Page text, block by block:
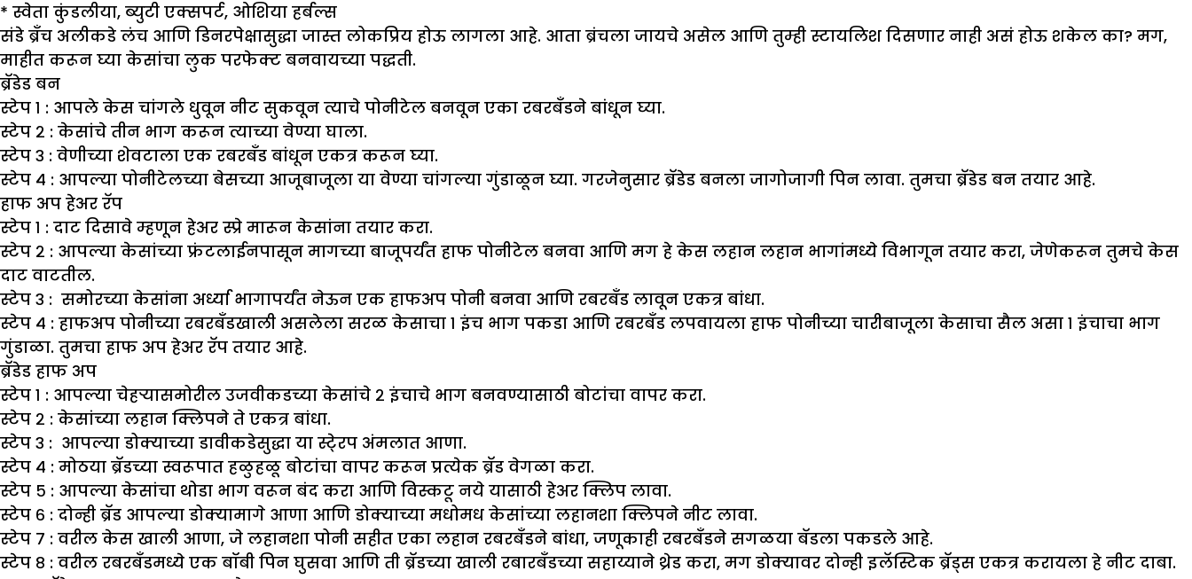
* स्वेता कुंडलीया, ब्युटी एक्सपर्ट, ओशिया हर्बल्स
संडे ब्रँच अलीकडे लंच आणि डिनरपेक्षासुद्धा जास्त लोकप्रिय होऊ लागला आहे. आता ब्रंचला जायचे असेल आणि तुम्ही स्टायलिश दिसणार नाही असं होऊ शकेल का? मग,
माहीत करून घ्या केसांचा लुक परफेक्ट बनवायच्या पद्धती.
ब्रॅडेड बन
स्टेप १ : आपले केस चांगले धुवून नीट सुकवून त्याचे पोनीटेल बनवून एका रबरबँडने बांधून घ्या.
स्टेप २ : केसांचे तीन भाग करून त्याच्या वेण्या घाला.
स्टेप ३ : वेणीच्या शेवटाला एक रबरबॅंड बांधून एकत्र करून घ्या.
स्टेप ४ : आपल्या पोनीटेलच्या बेसच्या आजूबाजूला या वेण्या चांगल्या गुंडाळून घ्या. गरजेनुसार ब्रॅडेड बनला जागोजागी पिन लावा. तुमचा ब्रॅडेड बन तयार आहे.
हाफ अप हेअर रॅप
स्टेप १ : दाट दिसावे म्हणून हेअर स्प्रे मारून केसांना तयार करा.
स्टेप २ : आपल्या केसांच्या फ्रंटलाईनपासून मागच्या बाजूपर्यंत हाफ पोनीटेल बनवा आणि मग हे केस लहान लहान भागांमध्ये विभागून तयार करा, जेणेकरून तुमचे केस
दाट वाटतील.
स्टेप ३ : समोरच्या केसांना अर्ध्या भागापर्यंत नेऊन एक हाफअप पोनी बनवा आणि रबरबँड लावून एकत्र बांधा.
स्टेप ४ : हाफअप पोनीच्या रबरबँडखाली असलेला सरळ केसाचा १ इंच भाग पकडा आणि रबरबँड लपवायला हाफ पोनीच्या चारीबाजूला केसाचा सैल असा १ इंचाचा भाग
गुंडाळा. तुमचा हाफ अप हेअर रॅप तयार आहे.
ब्रॅडेड हाफ अप
स्टेप १ : आपल्या चेहऱ्यासमोरील उजवीकडच्या केसांचे २ इंचाचे भाग बनवण्यासाठी बोटांचा वापर करा.
स्टेप २ : केसांच्या लहान क्लिपने ते एकत्र बांधा.
स्टेप ३ : आपल्या डोक्याच्या डावीकडेसुद्धा या स्टे्रप अंमलात आणा.
स्टेप ४ : मोठया ब्रॅडच्या स्वरूपात हळुहळू बोटांचा वापर करून प्रत्येक ब्रॅड वेगळा करा.
स्टेप ५ : आपल्या केसांचा थोडा भाग वरून बंद करा आणि विस्कटू नये यासाठी हेअर क्लिप लावा.
स्टेप ६ : दोन्ही ब्रॅड आपल्या डोक्यामागे आणा आणि डोक्याच्या मधोमध केसांच्या लहानशा क्लिपने नीट लावा.
स्टेप ७ : वरील केस खाली आणा, जे लहानशा पोनी सहीत एका लहान रबरबँडने बांधा, जणूकाही रबरबँडने सगळया बॅडला पकडले आहे.
स्टेप ८ : वरील रबरबँडमध्ये एक बॉबी पिन घुसवा आणि ती ब्रॅडच्या खाली रबारबँडच्या सहाय्याने थ्रेड करा, मग डोक्यावर दोन्ही इलॅस्टिक ब्रॅड्स एकत्र करायला हे नीट दाबा.